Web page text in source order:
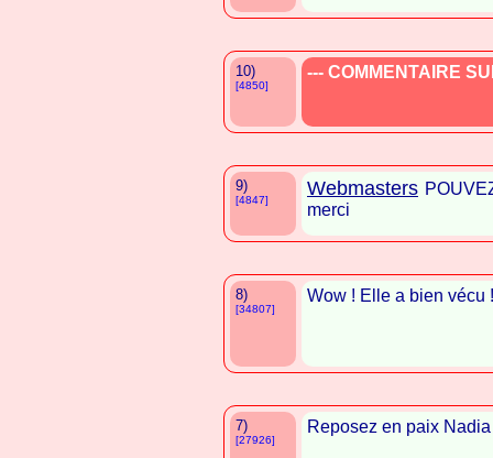
10)
[4850]
--- COMMENTAIRE
9)
[4847]
Webmasters
merci
8)
[34807]
Wow ! Elle a bien vécu !
7)
[27926]
Reposez en paix Nadia